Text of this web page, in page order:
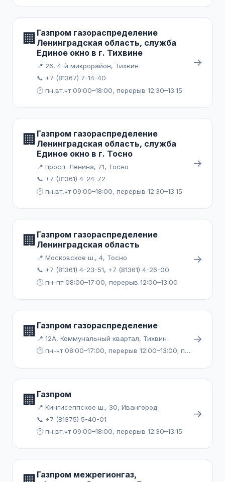
🏢 Газпром газораспределение
Ленинградская область, служба
Единое окно в г. Тихвине
📍 26, 4-й микрорайон, Тихвин
📞 +7 (81367) 7-14-40
🕐 пн,вт,чт 09:00–18:00, перерыв 12:30–13:15
→
🏢 Газпром газораспределение
Ленинградская область, служба
Единое окно в г. Тосно
📍 просп. Ленина, 71, Тосно
📞 +7 (81361) 4-24-72
🕐 пн,вт,чт 09:00–18:00, перерыв 12:30–13:15
→
🏢 Газпром газораспределение
Ленинградская область
📍 Московское ш., 4, Тосно
📞 +7 (81361) 4-23-51, +7 (81361) 4-26-00
🕐 пн-пт 08:00–17:00, перерыв 12:00–13:00
→
🏢 Газпром газораспределение
📍 12А, Коммунальный квартал, Тихвин
🕐 пн-чт 08:00–17:00, перерыв 12:00–13:00; пт 08:00–16:00, перерыв 12:00–13:00
→
🏢 Газпром
📍 Кингисеппское ш., 30, Ивангород
📞 +7 (81375) 5-40-01
🕐 пн,вт,чт 09:00–18:00, перерыв 12:30–13:15
→
Газпром межрегионгаз,